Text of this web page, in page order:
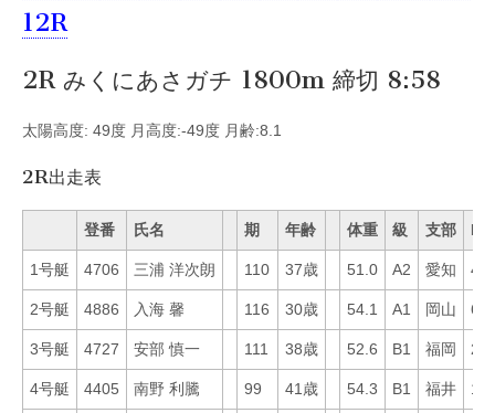
12R
2R みくにあさガチ 1800m 締切 8:58
太陽高度: 49度 月高度:-49度 月齢:8.1
2R出走表
登番 氏名 期 年齢 体重 級 支部 Mo
1号艇 4706 三浦 洋次朗 110 37歳 51.0 A2 愛知 40
2号艇 4886 入海 馨 116 30歳 54.1 A1 岡山 63
3号艇 4727 安部 慎一 111 38歳 52.6 B1 福岡 29
4号艇 4405 南野 利騰 99 41歳 54.3 B1 福井 17